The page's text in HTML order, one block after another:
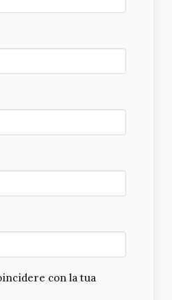
con la tua